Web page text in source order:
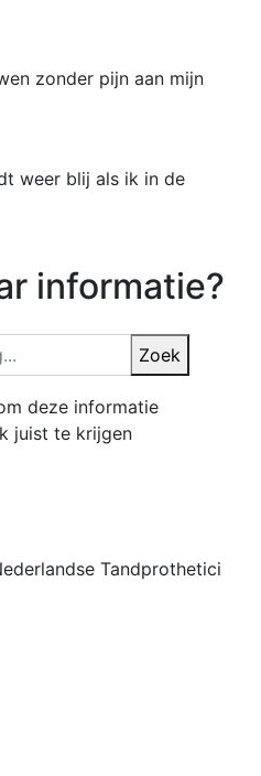
zonder pijn aan mijn
weer blij als ik in de
informatie?
Zoek
deze informatie
juist te krijgen
Tandprothetici